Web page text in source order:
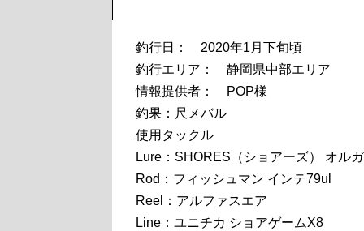
釣行日： 2020年1月下旬頃
釣行エリア： 静岡県中部エリア
情報提供者： POP様
釣果：尺メバル
使用タックル
Lure：SHORES（ショアーズ） オル
Rod：フィッシュマン インテ79ul
Reel：アルファスエア
Line：ユニチカ ショアゲームX8